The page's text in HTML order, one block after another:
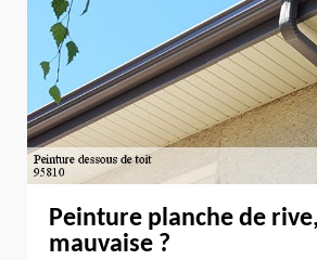
Peinture planche de
mauvaise ?